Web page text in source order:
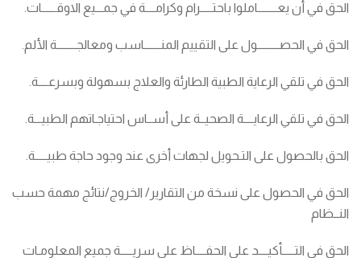
الحق في أن يعــــــــاملوا باحتـــــرام وكرامــــة في جمـــيع الاوقــــــات.
الحق في الحصـــــــــول على التقييم المنـــــــاسب ومعالجــــــــة الألم.
الحق في تلقي الرعاية الطبية الطارئة والعلاج بسهولة وبسرعــــة.
الحق في تلقي الرعايــــة الصحيــة على أســاس احتياجـاتهم الطبيـــة.
الحق بالحصول على التـحويل لجهات أخرى عند وجود حاجة طبيـــــة.
الحق في الحصول على نسخة من التقارير/ الخروج/نتائج مهمة حسب
النــظام
الحق في التـــــأكيــــد على الحفــــاظ على سريـــــة جميع المعلومـات